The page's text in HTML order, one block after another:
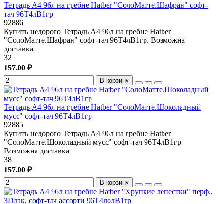
Тетрадь А4 96л на гребне Hatber "СолоМатте.Шафран" софт-
тач 96Т4лВ1гр
92886
Купить недорого Тетрадь А4 96л на гребне Hatber
"СолоМатте.Шафран" софт-тач 96Т4лВ1гр. Возможна
доставка..
32
157.00 ₽
В корзину
Тетрадь А4 96л на гребне Hatber "СолоМатте.Шоколадный
мусс" софт-тач 96Т4лВ1гр
92885
Купить недорого Тетрадь А4 96л на гребне Hatber
"СолоМатте.Шоколадный мусс" софт-тач 96Т4лВ1гр.
Возможна доставка..
38
157.00 ₽
В корзину